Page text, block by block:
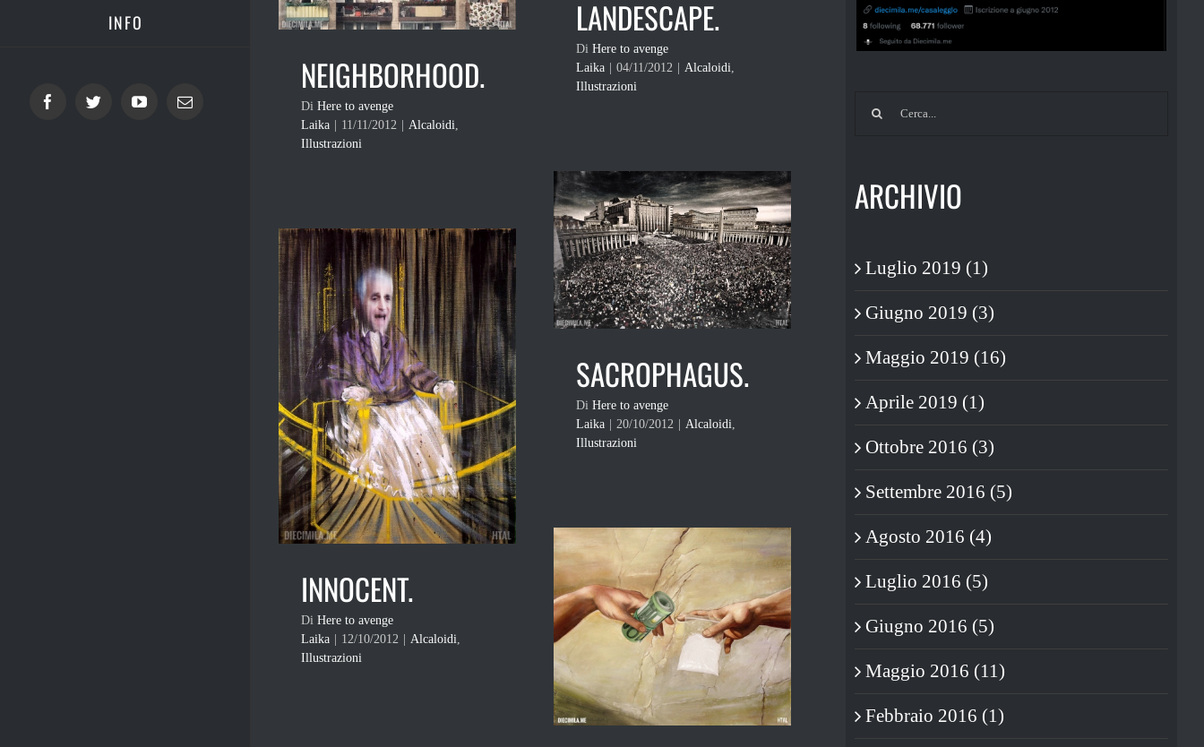
INFO
FacebookTwitterYouTubeEmail
NEIGHBORHOOD.
Di Here to avenge
Laika
11/11/2012 Alcaloidi,
Illustrazioni
LANDESCAPE.
Di Here to avenge
Laika
04/11/2012 Alcaloidi,
Illustrazioni
SACROPHAGUS.
Di Here to avenge
Laika | 20/10/2012 | Alcaloidi
Illustrazioni
INNOCENT.
Di Here to avenge
Laika
12/10/2012 Alcaloidi
Illustrazioni
Cerca
ARCHIVIO
Luglio 2019 (1)
Giugno 2019 (3)
Maggio 2019 (16)
Aprile 2019 (1)
Ottobre 2016 (3)
Settembre 2016 (5)
Agosto 2016 (4)
Luglio 2016 (5)
Giugno 2016 (5)
Maggio 2016 (11)
Febbraio 2016 (1)